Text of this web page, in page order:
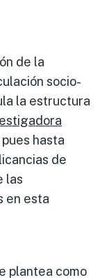
de la
socio-
la estructura
pues hasta
de
las
en esta
plantea como